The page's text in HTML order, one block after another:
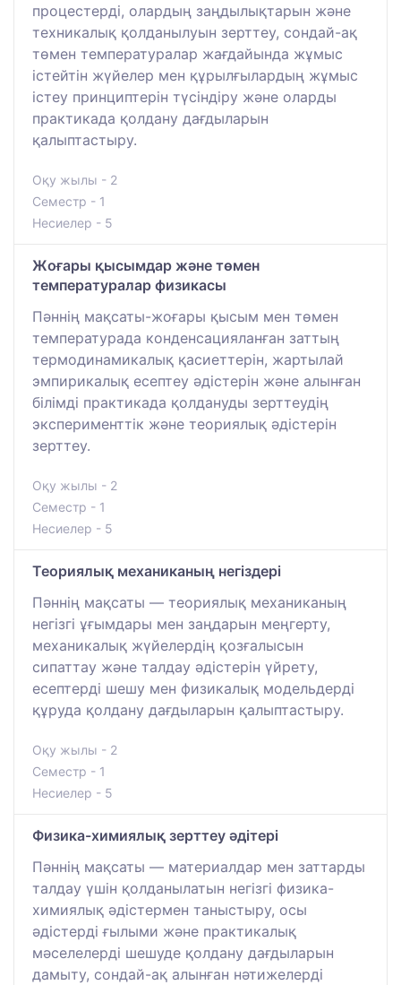
процестерді, олардың заңдылықтарын және
техникалық қолданылуын зерттеу, сондай-ақ
төмен температуралар жағдайында жұмыс
істейтін жүйелер мен құрылғылардың жұмыс
істеу принциптерін түсіндіру және оларды
практикада қолдану дағдыларын
қалыптастыру.
Оқу жылы - 2
Семестр - 1
Несиелер - 5
Жоғары қысымдар және төмен
температуралар физикасы
Пәннің мақсаты-жоғары қысым мен төмен
температурада конденсацияланған заттың
термодинамикалық қасиеттерін, жартылай
эмпирикалық есептеу әдістерін және алынған
білімді практикада қолдануды зерттеудің
эксперименттік және теориялық әдістерін
зерттеу.
Оқу жылы - 2
Семестр - 1
Несиелер - 5
Теориялық механиканың негіздері
Пәннің мақсаты — теориялық механиканың
негізгі ұғымдары мен заңдарын меңгерту,
механикалық жүйелердің қозғалысын
сипаттау және талдау әдістерін үйрету,
есептерді шешу мен физикалық модельдерді
құруда қолдану дағдыларын қалыптастыру.
Оқу жылы - 2
Семестр - 1
Несиелер - 5
Физика-химиялық зерттеу әдітері
Пәннің мақсаты — материалдар мен заттарды
талдау үшін қолданылатын негізгі физика-
химиялық әдістермен таныстыру, осы
әдістерді ғылыми және практикалық
мәселелерді шешуде қолдану дағдыларын
дамыту, сондай-ақ алынған нәтижелерді